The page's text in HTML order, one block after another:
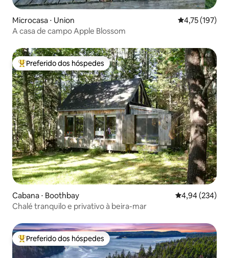
Microcasa ⋅ Union 4,75 de uma
4,75 (197)
A casa de campo Apple Blossom
Entre os melhores preferidos dos hóspedes
Preferido dos hóspedes
Cabana ⋅ Boothbay 4,94 de uma
4,94 (234)
Chalé tranquilo e privativo à beira-mar
Entre os melhores preferidos dos hóspedes
Preferido dos hóspedes